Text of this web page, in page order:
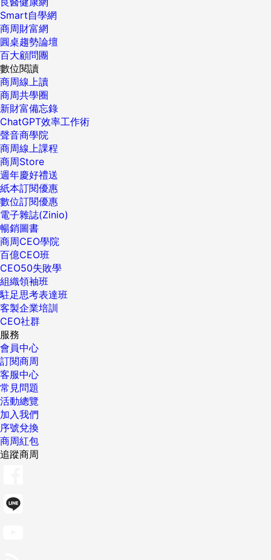
Smart自學網
商周財富網
圓桌趨勢論壇
百大顧問團
數位閱讀
商周線上讀
商周共學圈
新財富備忘錄
ChatGPT效率工作術
聲音商學院
商周線上課程
商周Store
週年慶好禮送
紙本訂閱優惠
數位訂閱優惠
電子雜誌(Zinio)
暢銷圖書
商周CEO學院
百億CEO班
CEO50失敗學
組織領袖班
駐足思考表達班
客製企業培訓
CEO社群
服務
會員中心
訂閱商周
客服中心
常見問題
活動總覽
加入我們
序號兌換
商周紅包
追蹤商周